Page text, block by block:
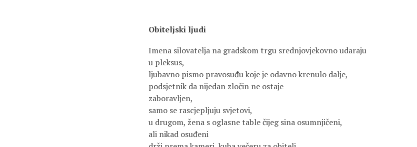
Obiteljski ljudi
Imena silovatelja na gradskom trgu srednjovjekovno udaraju
u pleksus,
ljubavno pismo pravosuđu koje je odavno krenulo dalje,
podsjetnik da nijedan zločin ne ostaje
zaboravljen,
samo se rascjepljuju svjetovi,
u drugom, žena s oglasne table čijeg sina osumnjičeni,
ali nikad osuđeni